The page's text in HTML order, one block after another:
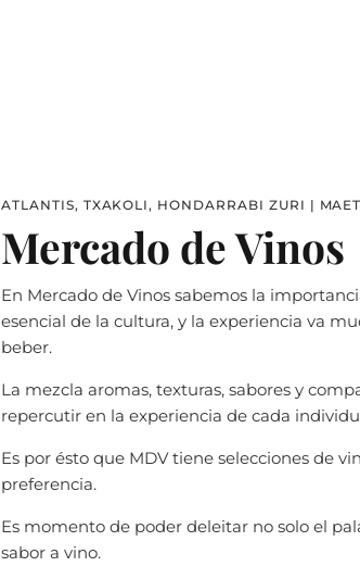
ATLANTIS, TXAKOLI, HONDARRABI ZURI |
Mercado de Vinos
En Mercado de Vinos sabemos la
esencial de la cultura, y la experiencia va
beber.
La mezcla aromas, texturas, sabores y
repercutir en la experiencia de cada
Es por ésto que MDV tiene selecciones de
preferencia.
Es momento de poder deleitar no solo el
sabor a vino.